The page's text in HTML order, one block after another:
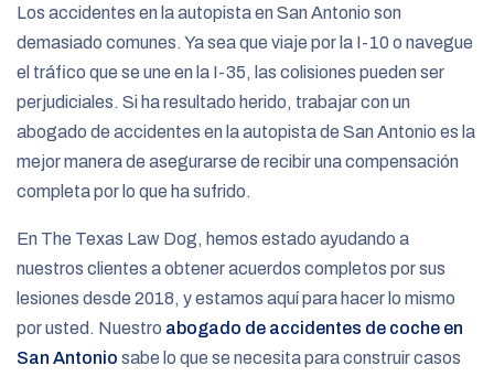
Los accidentes en la autopista en San Antonio son
demasiado comunes. Ya sea que viaje por la I-10 o navegue
el tráfico que se une en la I-35, las colisiones pueden ser
perjudiciales. Si ha resultado herido, trabajar con un
abogado de accidentes en la autopista de San Antonio es la
mejor manera de asegurarse de recibir una compensación
completa por lo que ha sufrido.
En The Texas Law Dog, hemos estado ayudando a
nuestros clientes a obtener acuerdos completos por sus
lesiones desde 2018, y estamos aquí para hacer lo mismo
por usted. Nuestro abogado de accidentes de coche en
San Antonio sabe lo que se necesita para construir casos